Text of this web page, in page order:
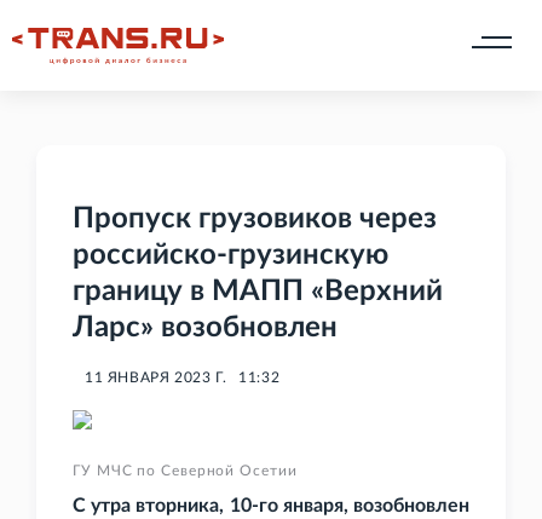
Пропуск грузовиков через
российско-грузинскую
границу в МАПП «Верхний
Ларс» возобновлен
11 ЯНВАРЯ 2023 Г. 11:32
ГУ МЧС по Северной Осетии
С утра вторника, 10-го января, возобновлен